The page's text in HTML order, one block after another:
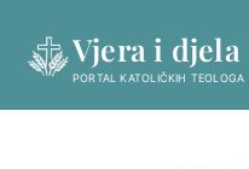
content
Vjera i djela
PORTAL KATOLIČKIH TEOLOGA